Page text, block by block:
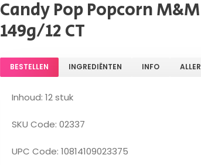
Candy Pop Popcorn
149g/12 CT
BESTELLEN INGREDIËNTEN INFO
Inhoud: 12 stuk
SKU Code: 02337
UPC Code: 10814109023375